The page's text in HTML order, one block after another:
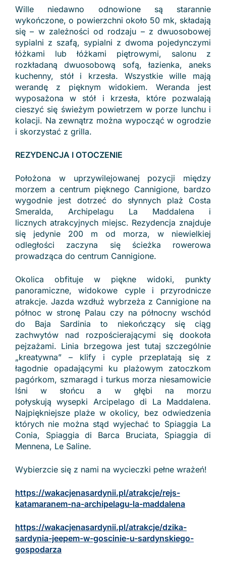
Wille niedawno odnowione są starannie
wykończone, o powierzchni około 50 mk, składają
się – w zależności od rodzaju – z dwuosobowej
sypialni z szafą, sypialni z dwoma pojedynczymi
łóżkami lub łóżkami piętrowymi, salonu z
rozkładaną dwuosobową sofą, łazienka, aneks
kuchenny, stół i krzesła. Wszystkie wille mają
werandę z pięknym widokiem. Weranda jest
wyposażona w stół i krzesła, które pozwalają
cieszyć się świeżym powietrzem w porze lunchu i
kolacji. Na zewnątrz można wypocząć w ogrodzie
i skorzystać z grilla.
REZYDENCJA I OTOCZENIE
Położona w uprzywilejowanej pozycji między
morzem a centrum pięknego Cannigione, bardzo
wygodnie jest dotrzeć do słynnych plaż Costa
Smeralda, Archipelagu La Maddalena i
licznych atrakcyjnych miejsc. Rezydencja znajduje
się jedynie 200 m od morza, w niewielkiej
odległości zaczyna się ścieżka rowerowa
prowadząca do centrum Cannigione.
Okolica obfituje w piękne widoki, punkty
panoramiczne, widokowe cyple i przyrodnicze
atrakcje. Jazda wzdłuż wybrzeża z Cannigione na
północ w stronę Palau czy na północny wschód
do Baja Sardinia to niekończący się ciąg
zachwytów nad rozpościerającymi się dookoła
pejzażami. Linia brzegowa jest tutaj szczególnie
„kreatywna” – klify i cyple przeplatają się z
łagodnie opadającymi ku plażowym zatoczkom
pagórkom, szmaragd i turkus morza niesamowicie
lśni w słońcu a w głębi na morzu
połyskują wysepki Arcipelago di La Maddalena.
Najpiękniejsze plaże w okolicy, bez odwiedzenia
których nie można stąd wyjechać to Spiaggia La
Conia, Spiaggia di Barca Bruciata, Spiaggia di
Mennena, Le Saline.
Wybierzcie się z nami na wycieczki pełne wrażeń!
https://wakacjenasardynii.pl/atrakcje/rejs-
katamaranem-na-archipelagu-la-maddalena
https://wakacjenasardynii.pl/atrakcje/dzika-
sardynia-jeepem-w-goscinie-u-sardynskiego-
gospodarza